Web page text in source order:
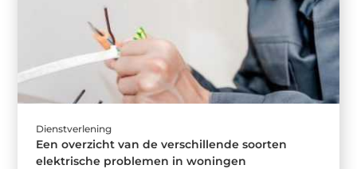
Dienstverlening
Een overzicht van de verschillende soorten
elektrische problemen in woningen